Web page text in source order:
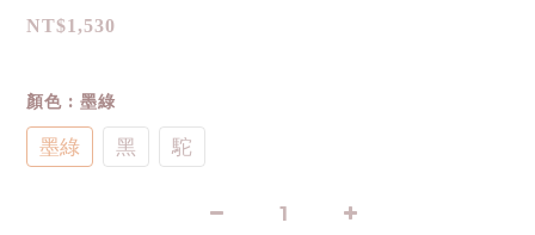
NT$1,530
顏色 : 墨綠
墨綠 黑 駝